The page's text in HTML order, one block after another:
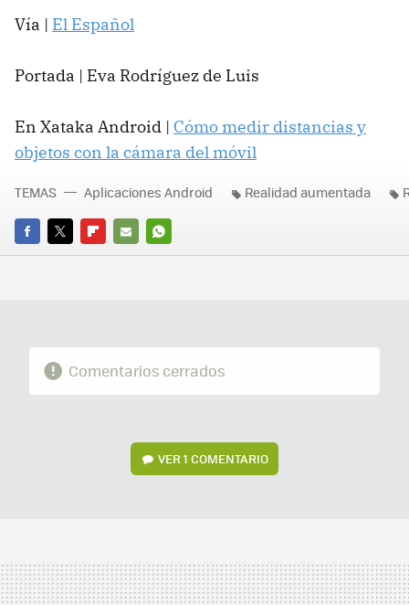
Vía | El Español
Portada | Eva Rodríguez de Luis
En Xataka Android | Cómo medir distancias y
objetos con la cámara del móvil
FACEBOOK
TWITTERFLIPBOARD
E-
WHATSAPP
TEMAS Aplicaciones Android Realidad aumentada
Comentarios cerrados
VER1 COMENTARIO